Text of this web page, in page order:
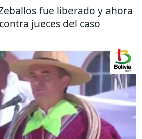
fue liberado y ahora
jueces del caso